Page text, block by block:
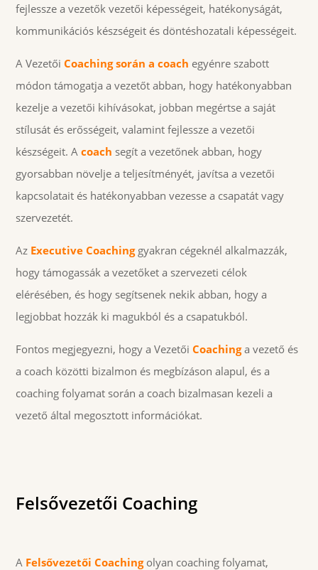
fejlessze a vezetők vezetői képességeit, hatékonyságát,
kommunikációs készségeit és döntéshozatali képességeit.
A VezetőiCoaching során a coach egyénre szabott
módon támogatja a vezetőt abban, hogy hatékonyabban
kezelje a vezetői kihívásokat, jobban megértse a saját
stílusát és erősségeit, valamint fejlessze a vezetői
készségeit. Acoach segít a vezetőnek abban, hogy
gyorsabban növelje a teljesítményét, javítsa a vezetői
kapcsolatait és hatékonyabban vezesse a csapatát vagy
szervezetét.
Az Executive Coachinggyakran cégeknél alkalmazzák,
hogy támogassák a vezetőket a szervezeti célok
elérésében, és hogy segítsenek nekik abban, hogy a
legjobbat hozzák ki magukból és a csapatukból.
Fontos megjegyezni, hogy a VezetőiCoachinga vezető és
a coach közötti bizalmon és megbízáson alapul, és a
coaching folyamat során a coach bizalmasan kezeli a
vezető által megosztott információkat.
Felsővezetői Coaching
A Felsővezetői Coachingolyan coaching folyamat,